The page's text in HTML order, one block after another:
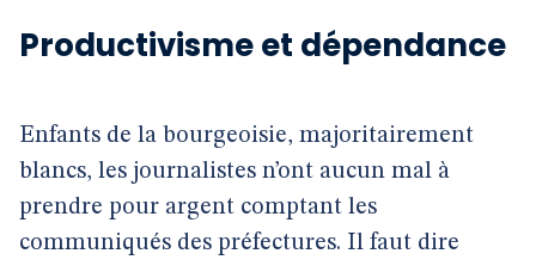
Productivisme et dépendance
Enfants de la bourgeoisie, majoritairement
blancs, les journalistes n’ont aucun mal à
prendre pour argent comptant les
communiqués des préfectures. Il faut dire